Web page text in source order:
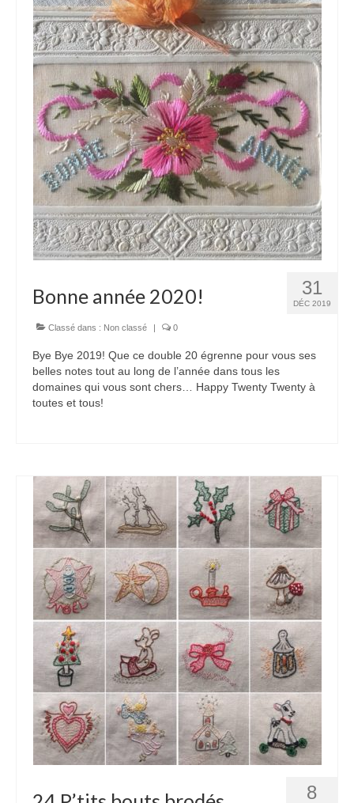
31
DÉC 2019
Bonne année 2020!
Classé dans : Non classé | 0
Bye Bye 2019! Que ce double 20 égrenne pour vous ses
belles notes tout au long de l’année dans tous les
domaines qui vous sont chers… Happy Twenty Twenty à
toutes et tous!
8